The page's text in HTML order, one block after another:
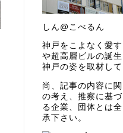
しん@こべるん
神戸をこよなく愛
や超高層ビルの誕
神戸の姿を取材して
尚、記事の内容に
の考え、推察に基
る企業、団体とは
承下さい。